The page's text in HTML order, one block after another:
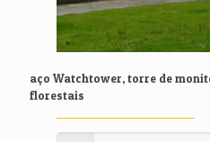
aço Watchtower, torre de
florestais